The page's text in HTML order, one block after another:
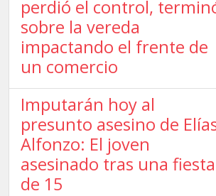
perdió el control,
sobre la vereda
impactando el frente de
un comercio
Imputarán hoy al
presunto asesino de
Alfonzo: El joven
asesinado tras una fiesta
de 15